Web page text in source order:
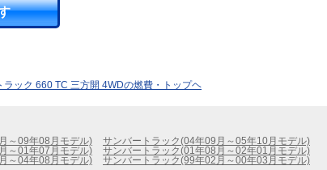
ラック 660 TC 三方開 4WDの燃費・トップヘ
～09年08月モデル)
サンバートラック(04年09月～05年10月モデル)
～01年07月モデル)
サンバートラック(01年08月～02年01月モデル)
～04年08月モデル)
サンバートラック(99年02月～00年03月モデル)